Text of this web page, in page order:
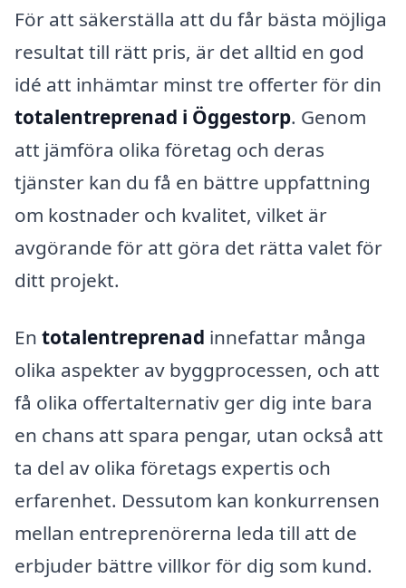
För att säkerställa att du får bästa möjliga
resultat till rätt pris, är det alltid en god
idé att inhämtar minst tre offerter för din
totalentreprenad i Öggestorp. Genom
att jämföra olika företag och deras
tjänster kan du få en bättre uppfattning
om kostnader och kvalitet, vilket är
avgörande för att göra det rätta valet för
ditt projekt.
En totalentreprenad innefattar många
olika aspekter av byggprocessen, och att
få olika offertalternativ ger dig inte bara
en chans att spara pengar, utan också att
ta del av olika företags expertis och
erfarenhet. Dessutom kan konkurrensen
mellan entreprenörerna leda till att de
erbjuder bättre villkor för dig som kund.